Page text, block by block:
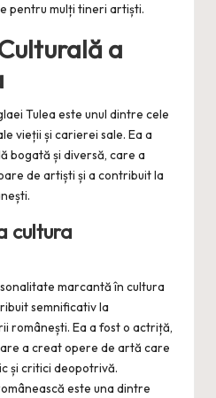
pentru mulți tineri artiști.
a
Tulea este unul dintre cele
vieții și carierei sale. Ea a
bogată și diversă, care a
de artiști și a contribuit la
cultura
marcantă în cultura
semnificativ la
românești. Ea a fost o actriță,
a creat opere de artă care
și critici deopotrivă.
este una dintre